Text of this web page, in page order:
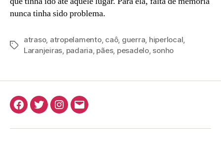
nunca tinha sido problema.
Tags
atraso, atropelamento, caô, guerra, hiperlocal,
Laranjeiras, padaria, pães, pesadelo, sonho
Facebook
TwitterInstagram
E-